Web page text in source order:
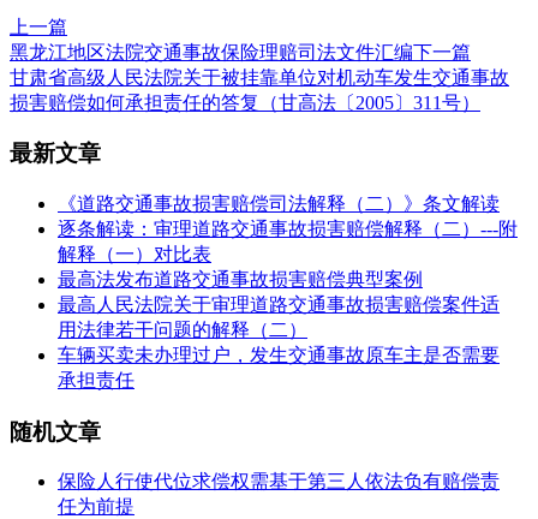
上一篇
黑龙江地区法院交通事故保险理赔司法文件汇编下一篇
甘肃省高级人民法院关于被挂靠单位对机动车发生交通事故
损害赔偿如何承担责任的答复（甘高法〔2005〕311号）
最新文章
《道路交通事故损害赔偿司法解释（二）》条文解读
逐条解读：审理道路交通事故损害赔偿解释（二）---附
解释（一）对比表
最高法发布道路交通事故损害赔偿典型案例
最高人民法院关于审理道路交通事故损害赔偿案件适
用法律若干问题的解释（二）
车辆买卖未办理过户，发生交通事故原车主是否需要
承担责任
随机文章
保险人行使代位求偿权需基于第三人依法负有赔偿责
任为前提